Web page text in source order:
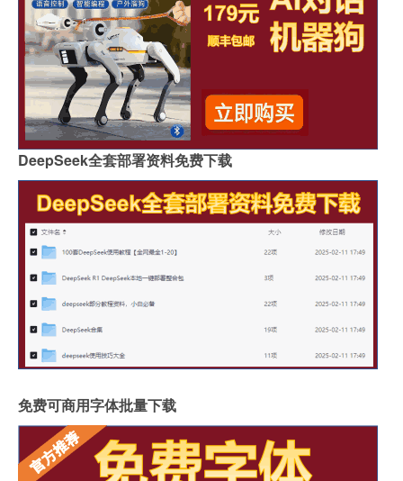
DeepSeek全套部署资料免费下载
免费可商用字体批量下载